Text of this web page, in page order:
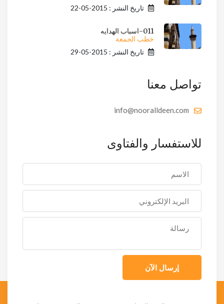
تاريخ النشر : 2015-05-22
011-اسباب الهدايه
خطب الجمعة
تاريخ النشر : 2015-05-29
تواصل معنا
info@nooralldeen.com
للاستفسار والفتاوى
إرسال الآن